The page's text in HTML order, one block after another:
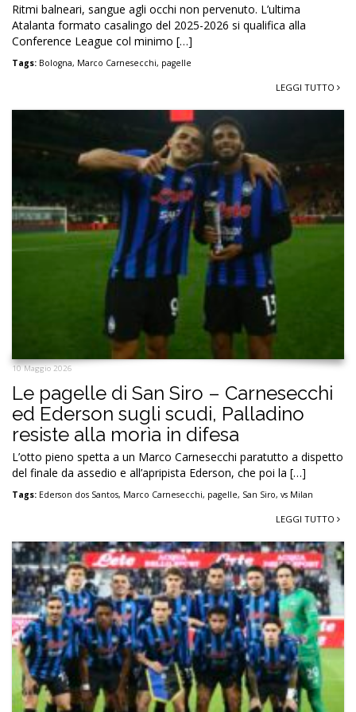
Ritmi balneari, sangue agli occhi non pervenuto. L’ultima
Atalanta formato casalingo del 2025-2026 si qualifica alla
Conference League col minimo […]
Tags: Bologna, Marco Carnesecchi, pagelle
LEGGI TUTTO
10 Maggio 2026
Le pagelle di San Siro – Carnesecchi
ed Ederson sugli scudi, Palladino
resiste alla morìa in difesa
L’otto pieno spetta a un Marco Carnesecchi paratutto a dispetto
del finale da assedio e all’apripista Ederson, che poi la […]
Tags: Ederson dos Santos, Marco Carnesecchi, pagelle, San Siro, vs Milan
LEGGI TUTTO